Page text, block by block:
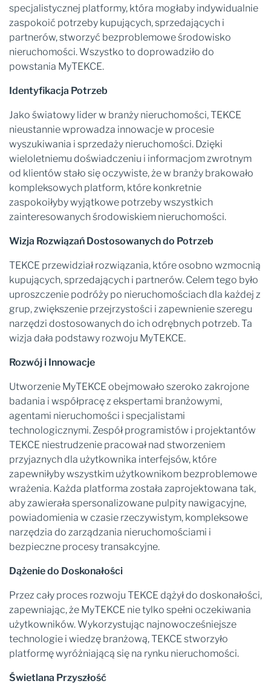
specjalistycznej platformy, która mogłaby indywidualnie
zaspokoić potrzeby kupujących, sprzedających i
partnerów, stworzyć bezproblemowe środowisko
nieruchomości. Wszystko to doprowadziło do
powstania MyTEKCE.
Identyfikacja Potrzeb
Jako światowy lider w branży nieruchomości, TEKCE
nieustannie wprowadza innowacje w procesie
wyszukiwania i sprzedaży nieruchomości. Dzięki
wieloletniemu doświadczeniu i informacjom zwrotnym
od klientów stało się oczywiste, że w branży brakowało
kompleksowych platform, które konkretnie
zaspokoiłyby wyjątkowe potrzeby wszystkich
zainteresowanych środowiskiem nieruchomości.
Wizja Rozwiązań Dostosowanych do Potrzeb
TEKCE przewidział rozwiązania, które osobno wzmocnią
kupujących, sprzedających i partnerów. Celem tego było
uproszczenie podróży po nieruchomościach dla każdej z
grup, zwiększenie przejrzystości i zapewnienie szeregu
narzędzi dostosowanych do ich odrębnych potrzeb. Ta
wizja dała podstawy rozwoju MyTEKCE.
Rozwój i Innowacje
Utworzenie MyTEKCE obejmowało szeroko zakrojone
badania i współpracę z ekspertami branżowymi,
agentami nieruchomości i specjalistami
technologicznymi. Zespół programistów i projektantów
TEKCE niestrudzenie pracował nad stworzeniem
przyjaznych dla użytkownika interfejsów, które
zapewniłyby wszystkim użytkownikom bezproblemowe
wrażenia. Każda platforma została zaprojektowana tak,
aby zawierała spersonalizowane pulpity nawigacyjne,
powiadomienia w czasie rzeczywistym, kompleksowe
narzędzia do zarządzania nieruchomościami i
bezpieczne procesy transakcyjne.
Dążenie do Doskonałości
Przez cały proces rozwoju TEKCE dążył do doskonałości,
zapewniając, że MyTEKCE nie tylko spełni oczekiwania
użytkowników. Wykorzystując najnowocześniejsze
technologie i wiedzę branżową, TEKCE stworzyło
platformę wyróżniającą się na rynku nieruchomości.
Świetlana Przyszłość